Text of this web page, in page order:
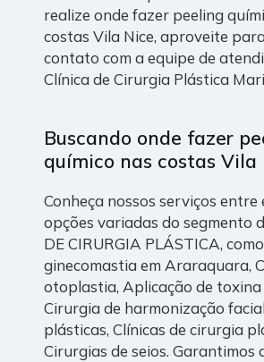
realize onde fazer peeling
costas Vila Nice, aproveite
contato com a equipe de
Clínica de Cirurgia Plástica
Buscando onde fazer
químico nas costas Vila
Conheça nossos serviços entre
opções variadas do segmento
DE CIRURGIA PLÁSTICA,
ginecomastia em Araraquara,
otoplastia, Aplicação de
Cirurgia de harmonização
plásticas, Clínicas de cirurgia
Cirurgias de seios. Garantimos